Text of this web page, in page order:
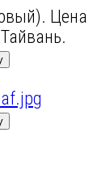
Цена